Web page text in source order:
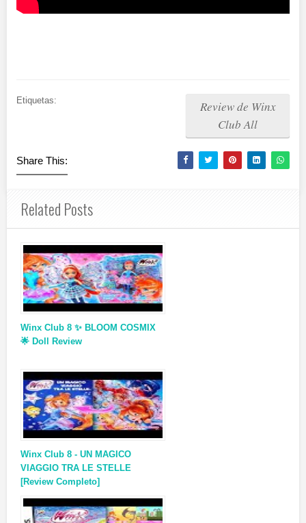
Etiquetas:
Review de Winx
Club All
Share This:
Related Posts
Winx Club 8 ✨ BLOOM COSMIX
🌟 Doll Review
Winx Club 8 - UN MAGICO
VIAGGIO TRA LE STELLE
[Review Completo]